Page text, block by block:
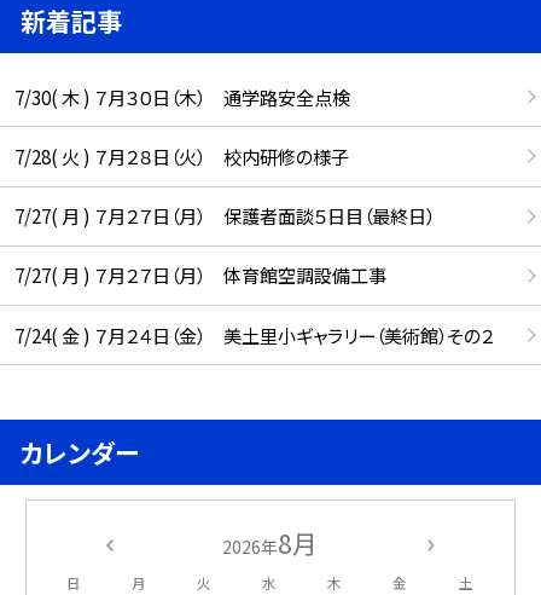
新着記事
7/30( 木 ) ７月３０日（木） 通学路安全点検
7/28( 火 ) ７月２８日（火） 校内研修の様子
7/27( 月 ) ７月２７日（月） 保護者面談５日目（最終日）
7/27( 月 ) ７月２７日（月） 体育館空調設備工事
7/24( 金 ) ７月２４日（金） 美土里小ギャラリー（美術館）その２
カレンダー
2026年8月
日 月 火 水 木 金 土